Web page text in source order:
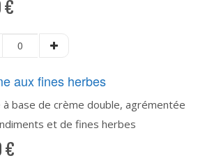
€
aux fines herbes
à base de crème double, agrémentée
et de fines herbes
€